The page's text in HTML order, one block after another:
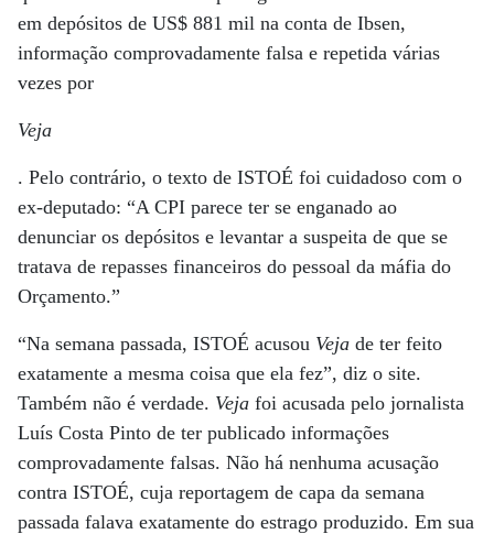
em depósitos de US$ 881 mil na conta de Ibsen,
informação comprovadamente falsa e repetida várias
vezes por
Veja
. Pelo contrário, o texto de ISTOÉ foi cuidadoso com o
ex-deputado: “A CPI parece ter se enganado ao
denunciar os depósitos e levantar a suspeita de que se
tratava de repasses financeiros do pessoal da máfia do
Orçamento.”
“Na semana passada, ISTOÉ acusou Veja de ter feito
exatamente a mesma coisa que ela fez”, diz o site.
Também não é verdade. Veja foi acusada pelo jornalista
Luís Costa Pinto de ter publicado informações
comprovadamente falsas. Não há nenhuma acusação
contra ISTOÉ, cuja reportagem de capa da semana
passada falava exatamente do estrago produzido. Em sua